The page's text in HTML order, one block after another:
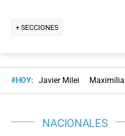
+ SECCIONES
#HOY: Javier Milei
NACIONALES